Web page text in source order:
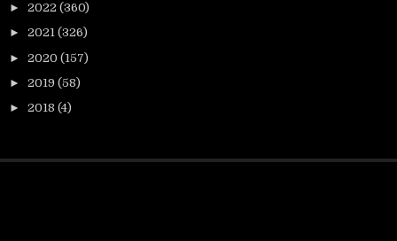
► 2022 (360)
► 2021 (326)
► 2020 (157)
► 2019 (58)
► 2018 (4)